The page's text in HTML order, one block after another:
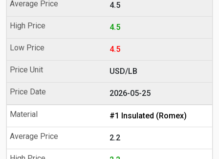
4.5
4.5
4.5
USD/LB
2026-05-25
#1 Insulated (Romex)
2.2